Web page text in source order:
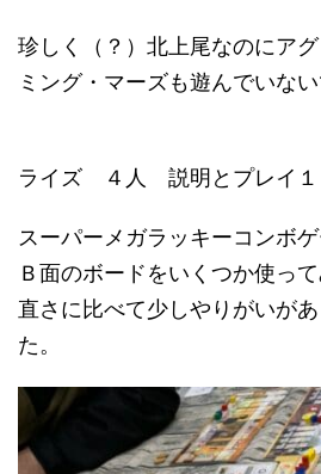
珍しく（？）北上尾なのにア
ミング・マーズも遊んでいない
ライズ ４人 説明とプレイ１
スーパーメガラッキーコンボ
Ｂ面のボードをいくつか使っ
直さに比べて少しやりがいが
た。